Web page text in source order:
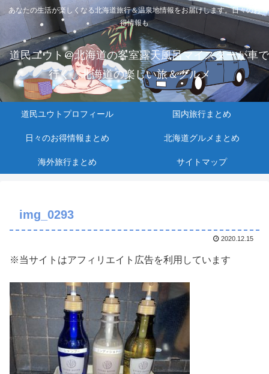
あなたの生活が楽しくなる北海道旅行＆温泉地情報をお届けします。日々のお
得情報も
道民ユウト＠北海道の客室露天風呂マイスターが車で
行く、北海道の楽しい旅＆グルメ
道民ユウトプロフィール 国内旅行まとめ
日々のお得情報まとめ 北海道グルメまとめ
海外旅行まとめ サイトマップ
img_0293
2020.12.15
※当サイトはアフィリエイト広告を利用しています